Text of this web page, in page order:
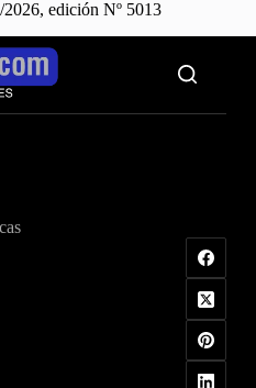
edición Nº 5013